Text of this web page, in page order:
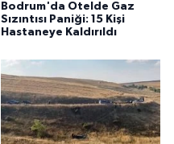
Bodrum'da Otelde Gaz
Sızıntısı Paniği: 15 Kişi
Hastaneye Kaldırıldı